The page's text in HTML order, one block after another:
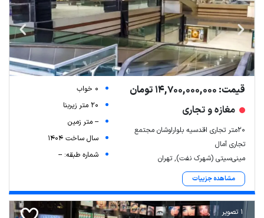
قیمت: 14,700,000,000 تومان
مغازه و تجاری
۲۰متر تجاری اقدسیه بلواراوشان مجتمع
تجاری آمال
مینی‌سیتی (شهرک نفت), تهران
مشاهده جزییات
0 خواب
20 متر زیربنا
-- متر زمین
سال ساخت 1404
شماره طبقه: --
1 تصویر